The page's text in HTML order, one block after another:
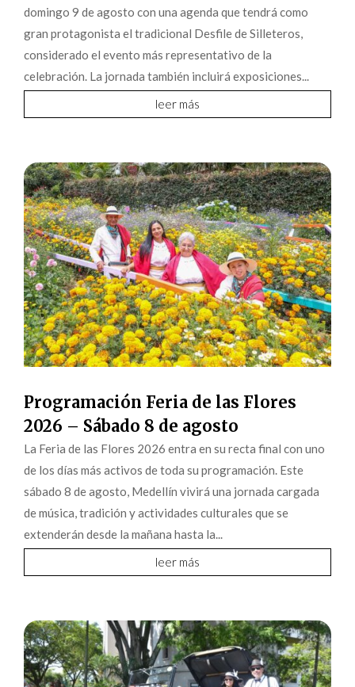
domingo 9 de agosto con una agenda que tendrá como
gran protagonista el tradicional Desfile de Silleteros,
considerado el evento más representativo de la
celebración. La jornada también incluirá exposiciones...
leer más
Programación Feria de las Flores
2026 – Sábado 8 de agosto
La Feria de las Flores 2026 entra en su recta final con uno
de los días más activos de toda su programación. Este
sábado 8 de agosto, Medellín vivirá una jornada cargada
de música, tradición y actividades culturales que se
extenderán desde la mañana hasta la...
leer más